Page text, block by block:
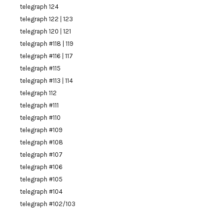
telegraph 124
telegraph 122 | 123
telegraph 120 | 121
telegraph #118 | 119
telegraph #116 | 117
telegraph #115
telegraph #113 | 114
telegraph 112
telegraph #111
telegraph #110
telegraph #109
telegraph #108
telegraph #107
telegraph #106
telegraph #105
telegraph #104
telegraph #102/103